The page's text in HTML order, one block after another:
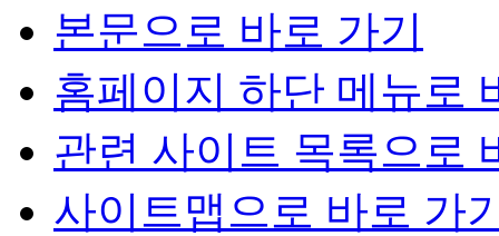
본문으로 바로 가기
홈페이지 하단 메뉴로
관련 사이트 목록으로
사이트맵으로 바로 가